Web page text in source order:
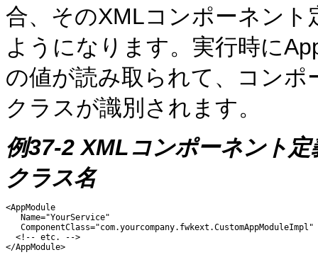
合、そのXMLコンポーネント
ようになります。 実行時に
の値が読み取られて、コン
クラスが識別されます。
例37-2 XMLコンポーネント
クラス名
<AppModule
   Name="YourService"
ComponentClass="com.yourcompany.fwkext.CustomAppModuleImpl"
  <!-- etc. -->